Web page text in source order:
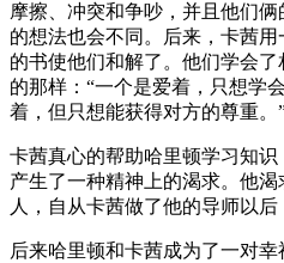
摩擦、冲突和争吵，并且他们
的想法也会不同。后来，卡茜
的书使他们和解了。他们学会
的那样：“一个是爱着，只想学
着，但只想能获得对方的尊重。
卡茜真心的帮助哈里顿学习知识
产生了一种精神上的渴求。他
人，自从卡茜做了他的导师以后
后来哈里顿和卡茜成为了一对幸